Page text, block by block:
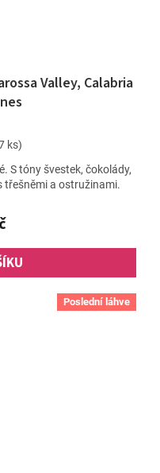
Valley, Calabria
ks)
S tóny švestek, čokolády,
třešněmi a ostružinami.
Poslední láhve